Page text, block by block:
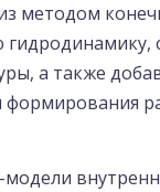
методом
а также
формирования